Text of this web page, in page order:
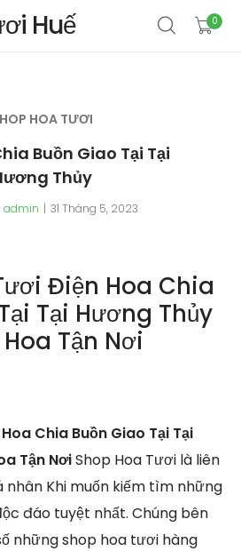
Huế 0
HOA TƯƠI
Buồn Giao Tại Tại
Thủy
admin 31 Tháng 5, 2023
Điện Hoa Chia
Tại Hương Thủy
Tận Nơi
Chia Buồn Giao Tại Tại
Tận NơiShop Hoa Tươi là liên
nhân Khi muốn kiếm tìm những
đáo tuyệt nhất. Chúng bên
những shop hoa tươi hàng